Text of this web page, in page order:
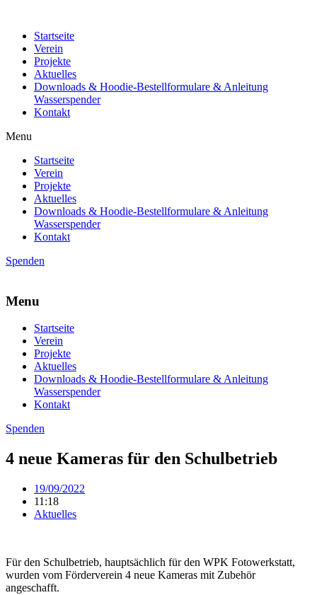
Startseite
Verein
Projekte
Aktuelles
Downloads & Hoodie-Bestellformulare & Anleitung
Wasserspender
Kontakt
Menu
Startseite
Verein
Projekte
Aktuelles
Downloads & Hoodie-Bestellformulare & Anleitung
Wasserspender
Kontakt
Spenden
Menu
Startseite
Verein
Projekte
Aktuelles
Downloads & Hoodie-Bestellformulare & Anleitung
Wasserspender
Kontakt
Spenden
4 neue Kameras für den Schulbetrieb
19/09/2022
11:18
Aktuelles
Für den Schulbetrieb, hauptsächlich für den WPK Fotowerkstatt,
wurden vom Förderverein 4 neue Kameras mit Zubehör
angeschafft.